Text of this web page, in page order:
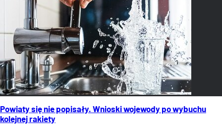
Powiaty się nie popisały. Wnioski wojewody po wybuchu
kolejnej rakiety